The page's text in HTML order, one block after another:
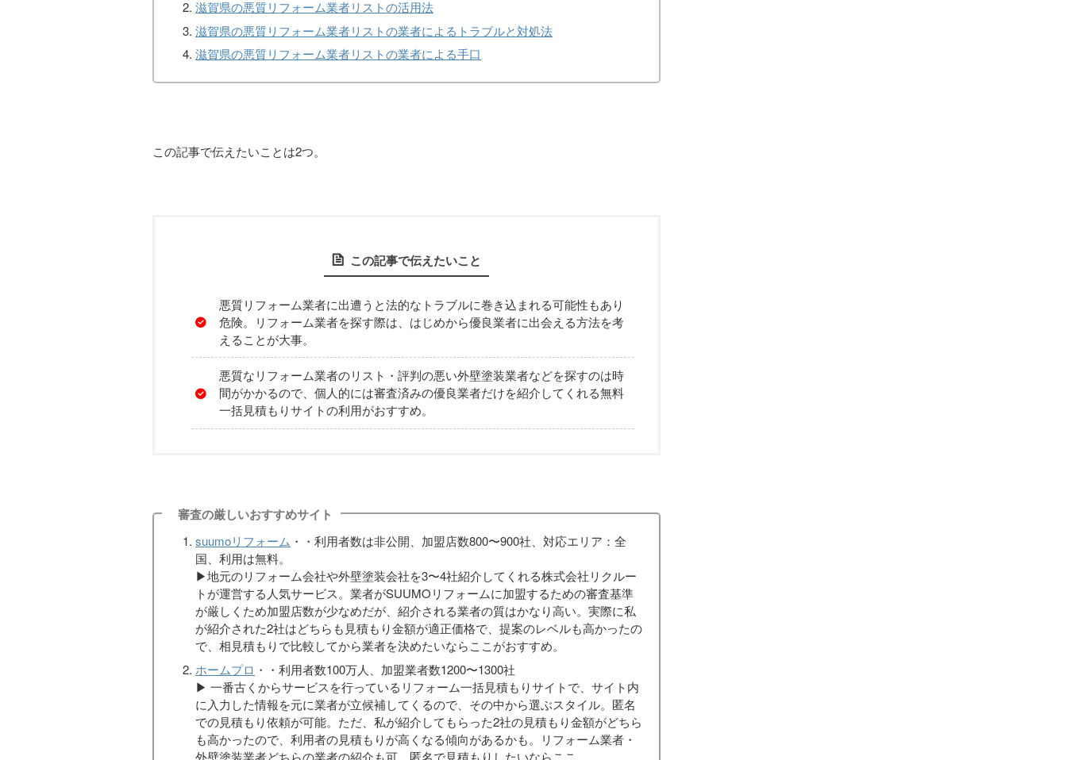
滋賀県の悪質リフォーム業者リストの活用法
滋賀県の悪質リフォーム業者リストの業者によるトラブルと対処法
滋賀県の悪質リフォーム業者リストの業者による手口
この記事で伝えたいことは2つ。
この記事で伝えたいこと
悪質リフォーム業者に出遭うと法的なトラブルに巻き込まれる可能性もあり
危険。リフォーム業者を探す際は、はじめから優良業者に出会える方法を考
えることが大事。
悪質なリフォーム業者のリスト・評判の悪い外壁塗装業者などを探すのは時
間がかかるので、個人的には審査済みの優良業者だけを紹介してくれる無料
一括見積もりサイトの利用がおすすめ。
審査の厳しいおすすめサイト
suumoリフォーム ・・利用者数は非公開、加盟店数800〜900社、対応エリア：全
国、利用は無料。
▶︎地元のリフォーム会社や外壁塗装会社を3〜4社紹介してくれる株式会社リクルー
トが運営する人気サービス。業者がSUUMOリフォームに加盟するための審査基準
が厳しくため加盟店数が少なめだが、紹介される業者の質はかなり高い。実際に私
が紹介された2社はどちらも見積もり金額が適正価格で、提案のレベルも高かったの
で、相見積もりで比較してから業者を決めたいならここがおすすめ。
ホームプロ ・・利用者数100万人、加盟業者数1200〜1300社
▶︎ 一番古くからサービスを行っているリフォーム一括見積もりサイトで、サイト内
に入力した情報を元に業者が立候補してくるので、その中から選ぶスタイル。匿名
での見積もり依頼が可能。ただ、私が紹介してもらった2社の見積もり金額がどちら
も高かったので、利用者の見積もりが高くなる傾向があるかも。リフォーム業者・
外壁塗装業者どちらの業者の紹介も可。匿名で見積もりしたいならここ。